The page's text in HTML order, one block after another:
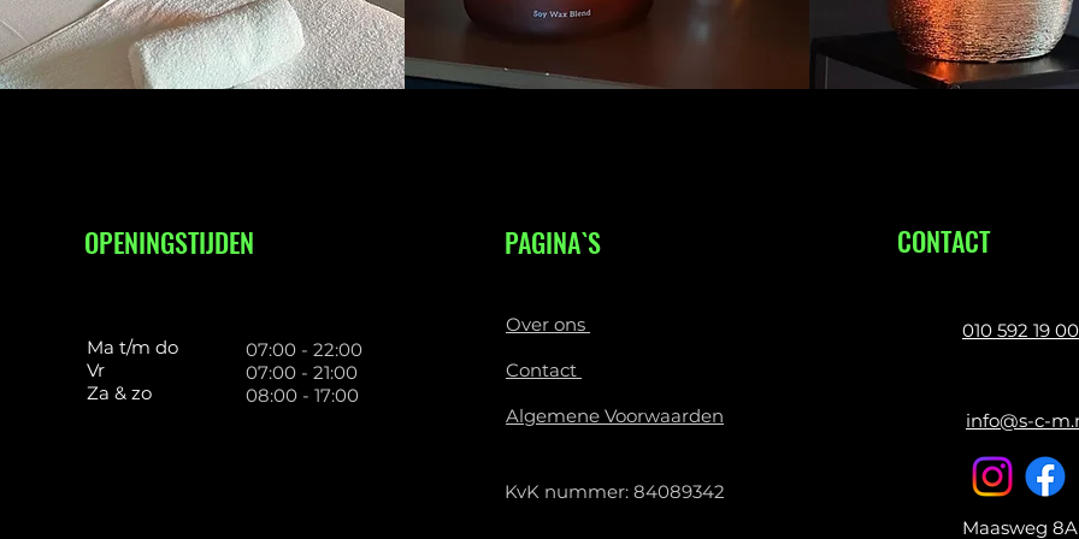
OPENINGSTIJDEN
Ma t/m do
Vr
Za & zo
07:00 - 22:00
07:00 - 21:00
08:00 - 17:00
PAGINA`S
Over ons
Contact
Algemene Voorwaarden
KvK nummer: 84089342
CONTACT
010 592 19 00
info@s-c-
Maasweg 8A